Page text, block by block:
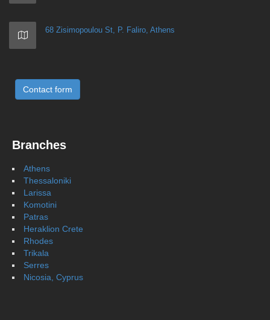
68 Zisimopoulou St, P. Faliro, Athens
Contact form
Branches
Athens
Thessaloniki
Larissa
Komotini
Patras
Heraklion Crete
Rhodes
Trikala
Serres
Nicosia, Cyprus